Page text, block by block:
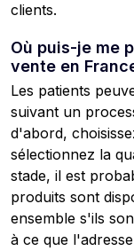
clients.
Où puis-je me
vente en
Les patients
suivant un
d'abord,
sélectionnez la
stade, il est
produits sont
ensemble s'ils
à ce que